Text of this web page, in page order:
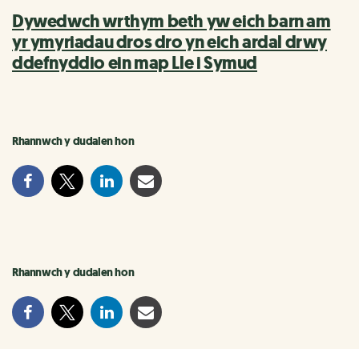
Dywedwch wrthym beth yw eich barn am
yr ymyriadau dros dro yn eich ardal drwy
ddefnyddio ein map Lle i Symud
Rhannwch y dudalen hon
Rhannwch y dudalen hon